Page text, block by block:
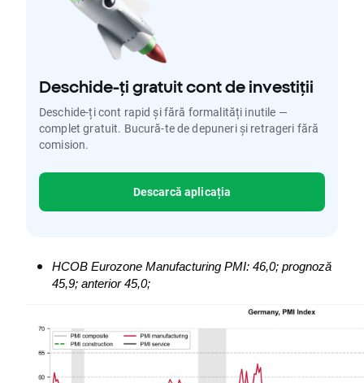
Deschide-ți gratuit cont de investiții
Deschide-ți cont rapid și fără formalități inutile —
complet gratuit. Bucură-te de depuneri și retrageri fără
comision.
Descarcă aplicația
HCOB Eurozone Manufacturing PMI: 46,0; prognoză
45,9; anterior 45,0;